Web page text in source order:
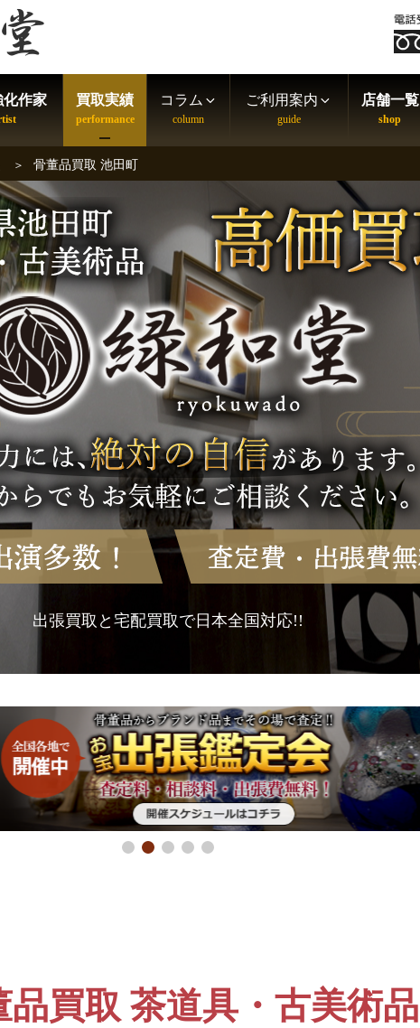
化作家 買取実績 コラム ご利用案内 店舗一覧
骨董品買取 池田町
出張買取と宅配買取で日本全国対応!!
品買取 茶道具・古美術品